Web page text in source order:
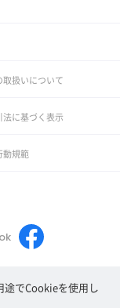
途でCookieを使用し
扱いについて
に基づく表示
動規範